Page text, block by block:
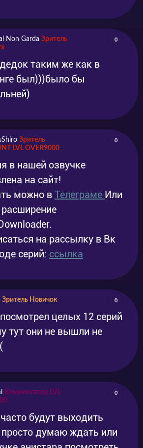
Non Garda Зритель
0
таким же как в
был)))было бы
Зритель
LVL OVER9000
0
в нашей озвучке
на сайт!
можно в Телеграме Или
расширение
на рассылку в Вк
серий: ссылка
Зритель Новичок 0
целых 12 серий
тут они не вышли не
Комментатор LVL
0
будут выходить
просто думаю ждать или